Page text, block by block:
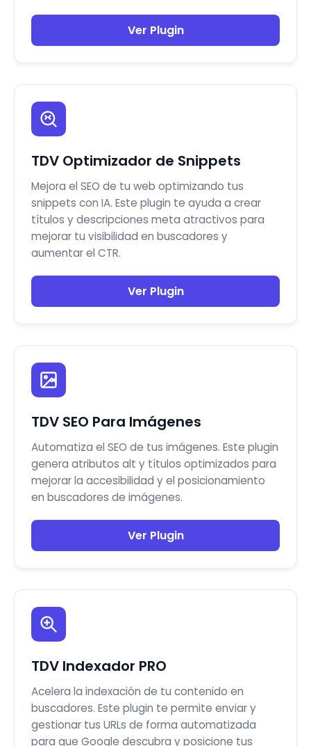
Ver Plugin
TDV Optimizador de Snippets
Mejora el SEO de tu web optimizando tus
snippets con IA. Este plugin te ayuda a crear
títulos y descripciones meta atractivos para
mejorar tu visibilidad en buscadores y
aumentar el CTR.
Ver Plugin
TDV SEO Para Imágenes
Automatiza el SEO de tus imágenes. Este plugin
genera atributos alt y títulos optimizados para
mejorar la accesibilidad y el posicionamiento
en buscadores de imágenes.
Ver Plugin
TDV Indexador PRO
Acelera la indexación de tu contenido en
buscadores. Este plugin te permite enviar y
gestionar tus URLs de forma automatizada
para que Google descubra y posicione tus